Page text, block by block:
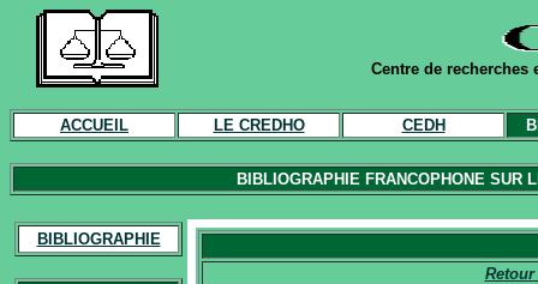
Centre de
ACCUEIL LE CREDHO CEDH
BIBLIOGRAPHIE FRANCOPHONE SUR
BIBLIOGRAPHIE